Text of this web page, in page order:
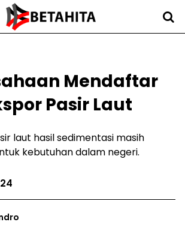
Mendaftar
Pasir Laut
laut hasil sedimentasi masih
kebutuhan dalam negeri.